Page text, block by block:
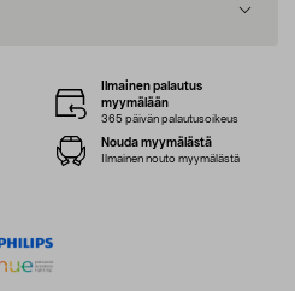
Ilmainen palautus
myymälään
365 päivän palautusoikeus
Nouda myymälästä
Ilmainen nouto myymälästä